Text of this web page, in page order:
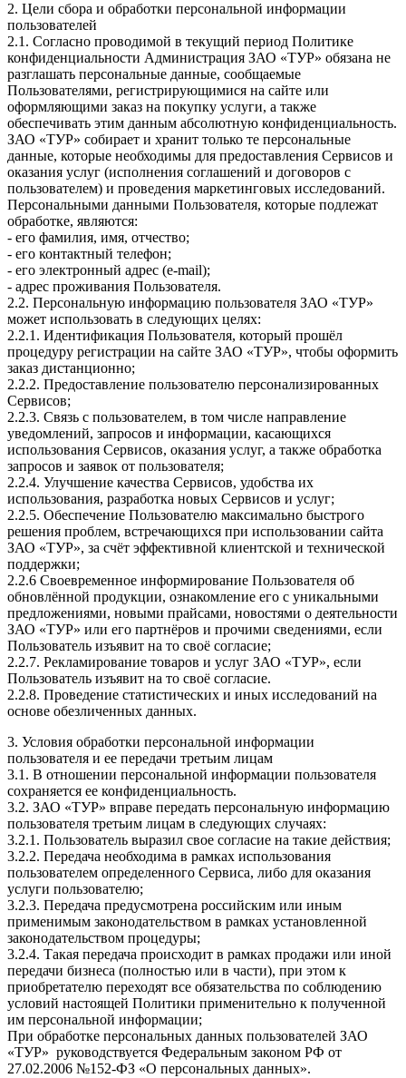
2. Цели сбора и обработки персональной информации
пользователей
2.1. Согласно проводимой в текущий период Политике
конфиденциальности Администрация ЗАО «ТУР» обязана не
разглашать персональные данные, сообщаемые
Пользователями, регистрирующимися на сайте или
оформляющими заказ на покупку услуги, а также
обеспечивать этим данным абсолютную конфиденциальность.
ЗАО «ТУР» собирает и хранит только те персональные
данные, которые необходимы для предоставления Сервисов и
оказания услуг (исполнения соглашений и договоров с
пользователем) и проведения маркетинговых исследований.
Персональными данными Пользователя, которые подлежат
обработке, являются:
- его фамилия, имя, отчество;
- его контактный телефон;
- его электронный адрес (e-mail);
- адрес проживания Пользователя.
2.2. Персональную информацию пользователя ЗАО «ТУР»
может использовать в следующих целях:
2.2.1. Идентификация Пользователя, который прошёл
процедуру регистрации на сайте ЗАО «ТУР», чтобы оформить
заказ дистанционно;
2.2.2. Предоставление пользователю персонализированных
Сервисов;
2.2.3. Связь с пользователем, в том числе направление
уведомлений, запросов и информации, касающихся
использования Сервисов, оказания услуг, а также обработка
запросов и заявок от пользователя;
2.2.4. Улучшение качества Сервисов, удобства их
использования, разработка новых Сервисов и услуг;
2.2.5. Обеспечение Пользователю максимально быстрого
решения проблем, встречающихся при использовании сайта
ЗАО «ТУР», за счёт эффективной клиентской и технической
поддержки;
2.2.6 Своевременное информирование Пользователя об
обновлённой продукции, ознакомление его с уникальными
предложениями, новыми прайсами, новостями о деятельности
ЗАО «ТУР» или его партнёров и прочими сведениями, если
Пользователь изъявит на то своё согласие;
2.2.7. Рекламирование товаров и услуг ЗАО «ТУР», если
Пользователь изъявит на то своё согласие.
2.2.8. Проведение статистических и иных исследований на
основе обезличенных данных.
3. Условия обработки персональной информации
пользователя и ее передачи третьим лицам
3.1. В отношении персональной информации пользователя
сохраняется ее конфиденциальность.
3.2. ЗАО «ТУР» вправе передать персональную информацию
пользователя третьим лицам в следующих случаях:
3.2.1. Пользователь выразил свое согласие на такие действия;
3.2.2. Передача необходима в рамках использования
пользователем определенного Сервиса, либо для оказания
услуги пользователю;
3.2.3. Передача предусмотрена российским или иным
применимым законодательством в рамках установленной
законодательством процедуры;
3.2.4. Такая передача происходит в рамках продажи или иной
передачи бизнеса (полностью или в части), при этом к
приобретателю переходят все обязательства по соблюдению
условий настоящей Политики применительно к полученной
им персональной информации;
При обработке персональных данных пользователей ЗАО
«ТУР» руководствуется Федеральным законом РФ от
27.02.2006 №152-ФЗ «О персональных данных».